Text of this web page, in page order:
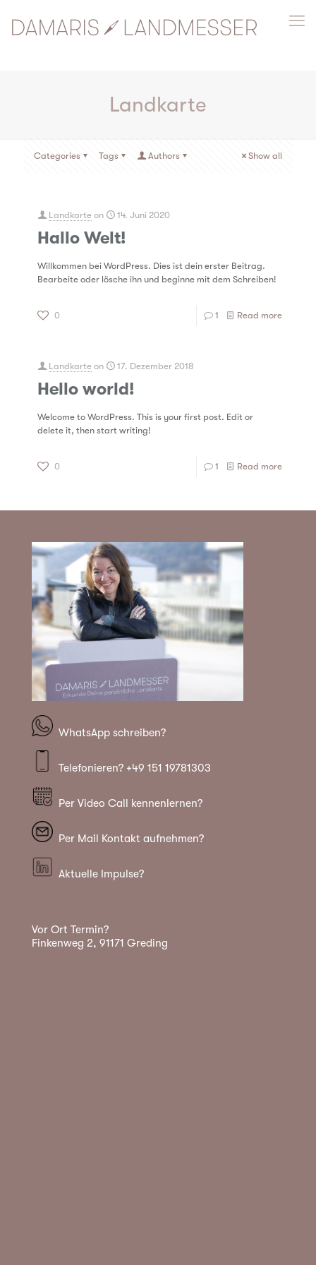
Landkarte
Categories Tags Authors Show all
Landkarte on 14. Juni 2020
Hallo Welt!
Willkommen bei WordPress. Dies ist dein erster Beitrag.
Bearbeite oder lösche ihn und beginne mit dem Schreiben!
0 1 Read more
Landkarte on 17. Dezember 2018
Hello world!
Welcome to WordPress. This is your first post. Edit or
delete it, then start writing!
0 1 Read more
WhatsApp schreiben?
Telefonieren? +49 151 19781303
Per Video Call kennenlernen?
Per Mail Kontakt aufnehmen?
Aktuelle Impulse?
Vor Ort Termin?
Finkenweg 2, 91171 Greding